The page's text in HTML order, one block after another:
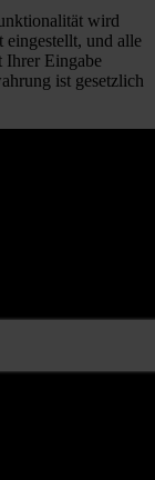
wird
und alle
Ihrer Eingabe
ist gesetzlich